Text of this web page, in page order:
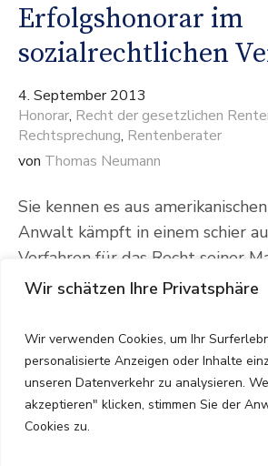
Wir schätzen Ihre Privatsphäre
Wir verwenden Cookies, um Ihr
personalisierte Anzeigen oder Inhalte
unseren Datenverkehr zu analysieren.
akzeptieren" klicken, stimmen Sie der
Cookies zu.
Erfolgshonorar im
sozialrechtlichen
4. September 2013
Honorar, Recht der gesetzlichen
Rechtsprechung, Rentenberater
von Thomas Neumann
Sie kennen es aus
Anwalt kämpft in einem schier
Verfahren für das Recht seiner
Büromiete kann nicht mehr
und dann: Das Verfahren wird in
gewonnen – die Zukunft ist